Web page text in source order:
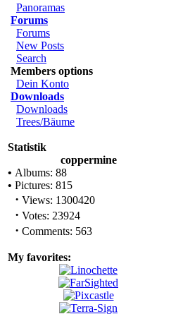
Panoramas
Forums
Forums
New Posts
Search
Members options
Dein Konto
Downloads
Downloads
Trees/Bäume
Statistik
coppermine
• Albums: 88
• Pictures: 815
· Views: 1300420
· Votes: 23924
· Comments: 563
My favorites: